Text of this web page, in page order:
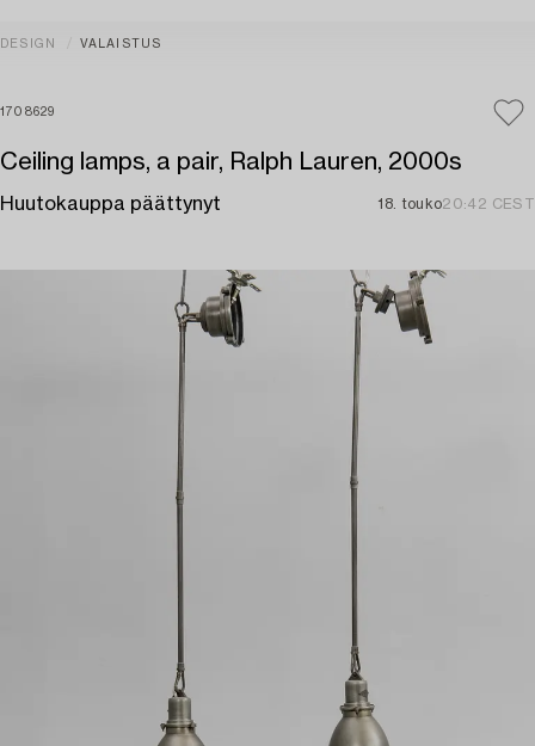
DESIGN VALAISTUS
1708629
Ceiling lamps, a pair, Ralph Lauren, 2000s
Huutokauppa päättynyt 18. touko20:42 CEST